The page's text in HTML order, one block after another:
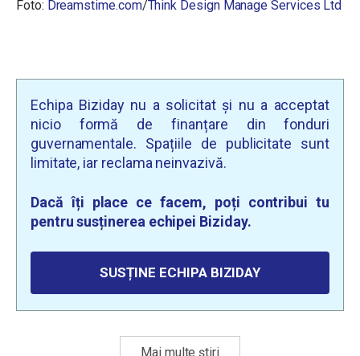
Foto: Dreamstime.com/Think Design Manage Services Ltd
Echipa Biziday nu a solicitat și nu a acceptat
nicio formă de finanțare din fonduri
guvernamentale. Spațiile de publicitate sunt
limitate, iar reclama neinvazivă.
Dacă îți place ce facem, poți contribui tu
pentru susținerea echipei Biziday.
SUSȚINE ECHIPA BIZIDAY
Mai multe știri